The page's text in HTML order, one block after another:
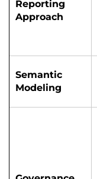
Reporting
Approach
Semantic
Modeling